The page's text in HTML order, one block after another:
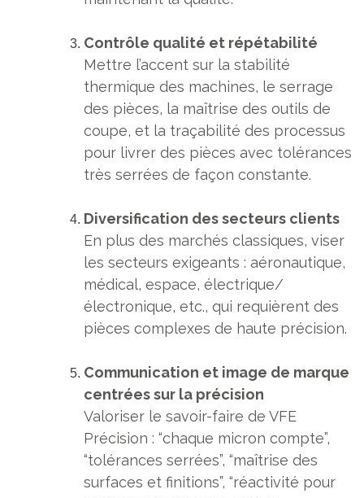
Contrôle qualité et répétabilité
Mettre l’accent sur la stabilité
thermique des machines, le serrage
des pièces, la maîtrise des outils de
coupe, et la traçabilité des processus
pour livrer des pièces avec tolérances
très serrées de façon constante.
Diversification des secteurs clients
En plus des marchés classiques, viser
les secteurs exigeants : aéronautique,
médical, espace, électrique/
électronique, etc., qui requièrent des
pièces complexes de haute précision.
Communication et image de marque
centrées sur la précision
Valoriser le savoir-faire de VFE
Précision : “chaque micron compte”,
“tolérances serrées”, “maîtrise des
surfaces et finitions”, “réactivité pour